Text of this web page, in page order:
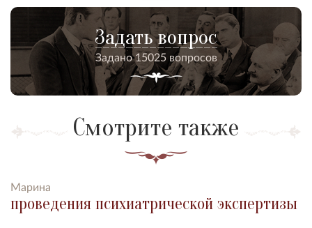
Задать вопрос
Задано 15025 вопросов
Смотрите также
Марина
проведения психиатрической экспертизы